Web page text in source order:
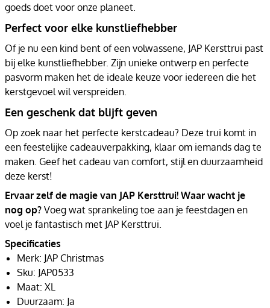
goeds doet voor onze planeet.
Perfect voor elke kunstliefhebber
Of je nu een kind bent of een volwassene, JAP Kersttrui past
bij elke kunstliefhebber. Zijn unieke ontwerp en perfecte
pasvorm maken het de ideale keuze voor iedereen die het
kerstgevoel wil verspreiden.
Een geschenk dat blijft geven
Op zoek naar het perfecte kerstcadeau? Deze trui komt in
een feestelijke cadeauverpakking, klaar om iemands dag te
maken. Geef het cadeau van comfort, stijl en duurzaamheid
deze kerst!
Ervaar zelf de magie van JAP Kersttrui! Waar wacht je
nog op? Voeg wat sprankeling toe aan je feestdagen en
voel je fantastisch met JAP Kersttrui.
Specificaties
Merk: JAP Christmas
Sku: JAP0533
Maat: XL
Duurzaam: Ja